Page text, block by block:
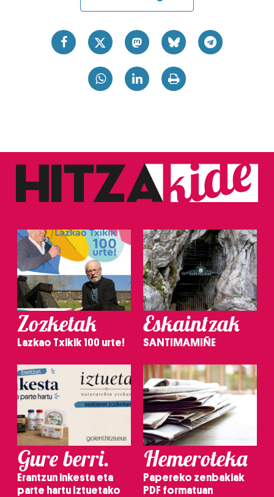
Zozketak
Lazkao Txikik 100 urte!
Eskaintzak
SANTIMAMIÑE
Gure berri.
Erantzun inkesta eta
parte hartu Iztuetako
Hemeroteka
Papereko zenbakiak
PDF formatuan